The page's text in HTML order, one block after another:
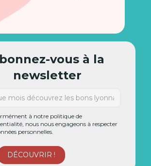
vous à la
newsletter
à notre politique de
nous nous engageons à respecter
personnelles.